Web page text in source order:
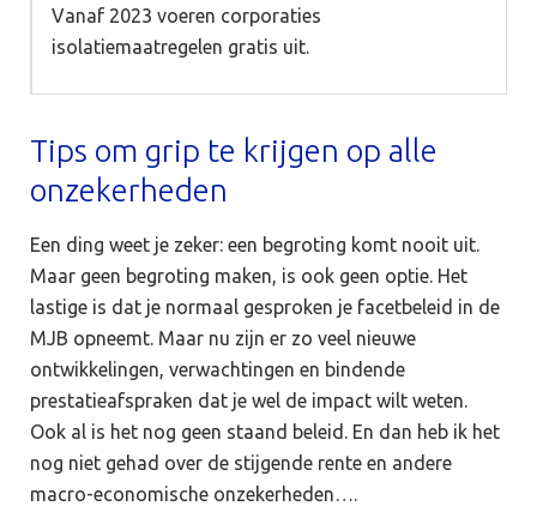
Vanaf 2023 voeren corporaties
isolatiemaatregelen gratis uit.
Tips om grip te krijgen op alle
onzekerheden
Een ding weet je zeker: een begroting komt nooit uit.
Maar geen begroting maken, is ook geen optie. Het
lastige is dat je normaal gesproken je facetbeleid in de
MJB opneemt. Maar nu zijn er zo veel nieuwe
ontwikkelingen, verwachtingen en bindende
prestatieafspraken dat je wel de impact wilt weten.
Ook al is het nog geen staand beleid. En dan heb ik het
nog niet gehad over de stijgende rente en andere
macro-economische onzekerheden….